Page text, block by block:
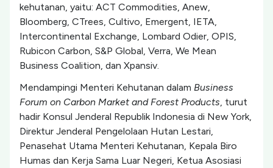
kehutanan, yaitu: ACT Commodities, Anew,
Bloomberg, CTrees, Cultivo, Emergent, IETA,
Intercontinental Exchange, Lombard Odier, OPIS,
Rubicon Carbon, S&P Global, Verra, We Mean
Business Coalition, dan Xpansiv.
Mendampingi Menteri Kehutanan dalam Business
Forum on Carbon Market and Forest Products , turut
hadir Konsul Jenderal Republik Indonesia di New York,
Direktur Jenderal Pengelolaan Hutan Lestari,
Penasehat Utama Menteri Kehutanan, Kepala Biro
Humas dan Kerja Sama Luar Negeri, Ketua Asosiasi